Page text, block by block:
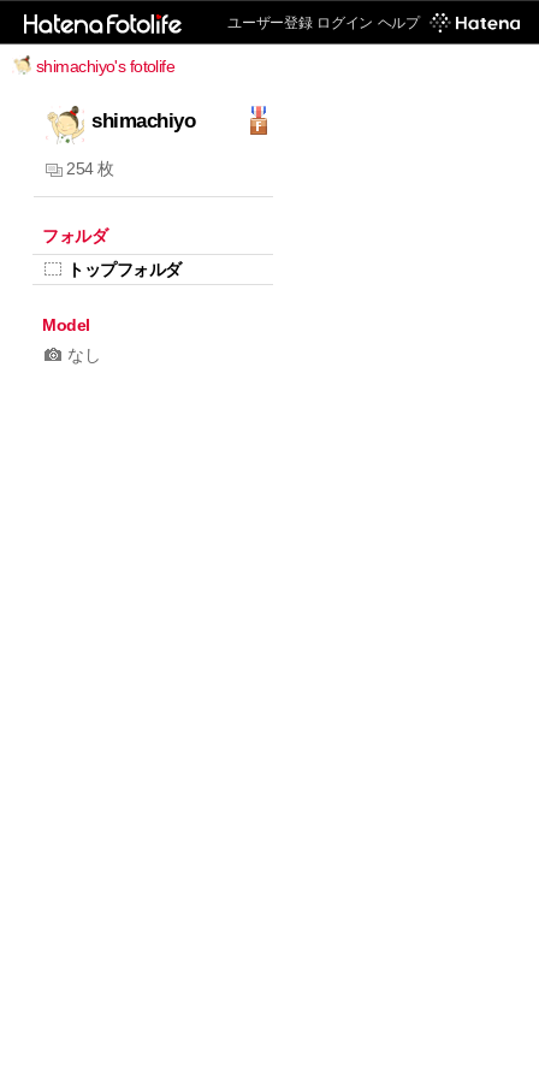
ユーザー登録 ログイン ヘルプ
shimachiyo's fotolife
shimachiyo
254 枚
フォルダ
トップフォルダ
Model
なし